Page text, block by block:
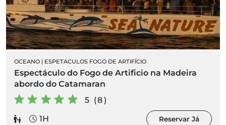
OCEANO | ESPETACULOS FOGO DE ARTIFÍCIO
Espectáculo do Fogo de Artificio na Madeira
abordo do Catamaran
5 (8)
1H
Reservar Já